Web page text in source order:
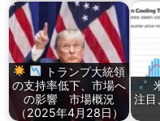
トランプ大統領
の支持率低下、市場へ
の影響 市場概況
（2025年4月28日）
注目